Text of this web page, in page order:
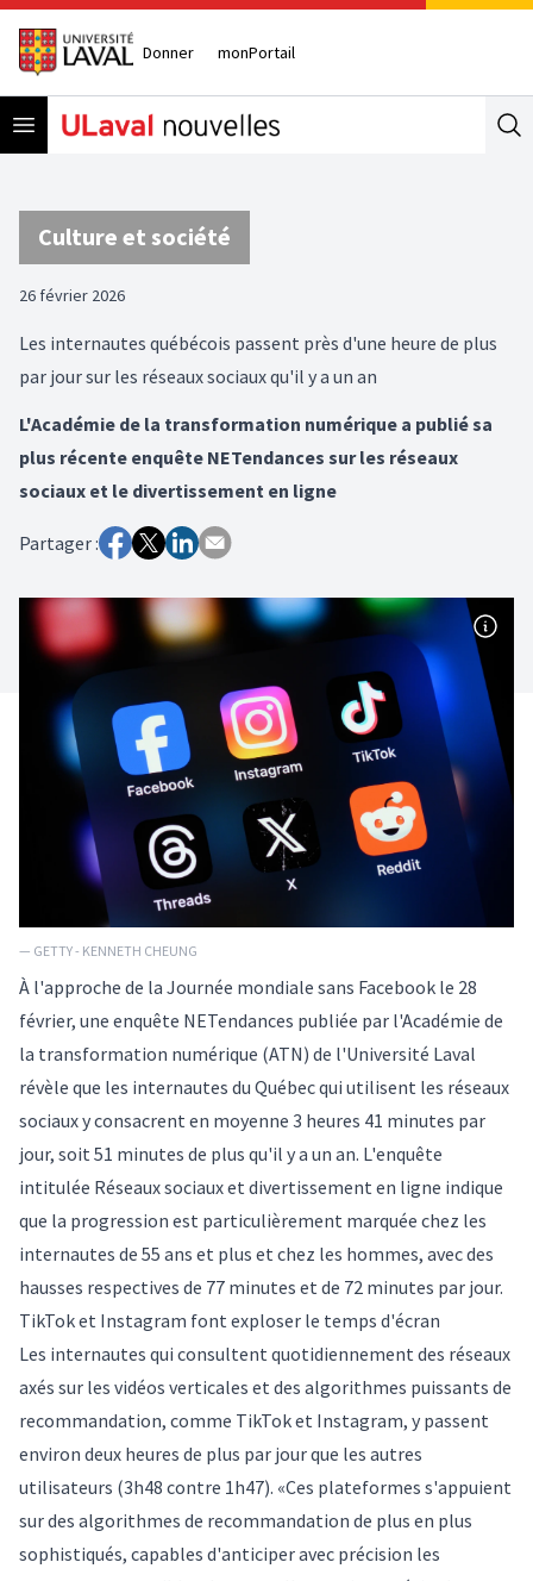
Donner monPortail
Open menu
Culture et société
26 février 2026
Les internautes québécois passent près d'une heure de plus
par jour sur les réseaux sociaux qu'il y a un an
L'Académie de la transformation numérique a publié sa
plus récente enquête NETendances sur les réseaux
sociaux et le divertissement en ligne
Partager :
— GETTY - KENNETH CHEUNG
À l'approche de la Journée mondiale sans Facebook le 28
février, une enquête NETendances publiée par l'Académie de
la transformation numérique (ATN) de l'Université Laval
révèle que les internautes du Québec qui utilisent les réseaux
sociaux y consacrent en moyenne 3 heures 41 minutes par
jour, soit 51 minutes de plus qu'il y a un an. L'enquête
intitulée Réseaux sociaux et divertissement en ligne indique
que la progression est particulièrement marquée chez les
internautes de 55 ans et plus et chez les hommes, avec des
hausses respectives de 77 minutes et de 72 minutes par jour.
TikTok et Instagram font exploser le temps d'écran
Les internautes qui consultent quotidiennement des réseaux
axés sur les vidéos verticales et des algorithmes puissants de
recommandation, comme TikTok et Instagram, y passent
environ deux heures de plus par jour que les autres
utilisateurs (3h48 contre 1h47). «Ces plateformes s'appuient
sur des algorithmes de recommandation de plus en plus
sophistiqués, capables d'anticiper avec précision les